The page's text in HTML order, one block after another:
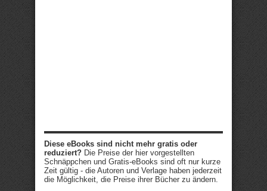
Diese eBooks sind nicht mehr gratis oder
reduziert? Die Preise der hier vorgestellten
Schnäppchen und Gratis-eBooks sind oft nur kurze
Zeit gültig - die Autoren und Verlage haben jederzeit
die Möglichkeit, die Preise ihrer Bücher zu ändern.